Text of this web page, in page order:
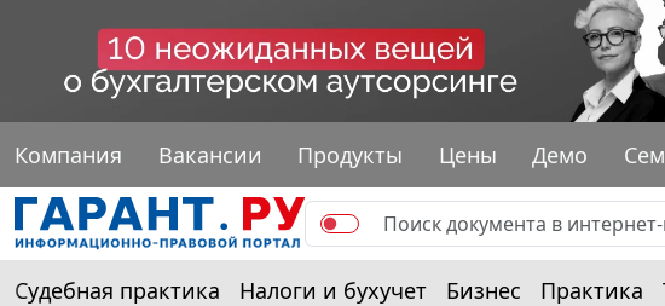
Компания Вакансии Продукты Цены Демо
Судебная практика Налоги и бухучет Бизнес Практика